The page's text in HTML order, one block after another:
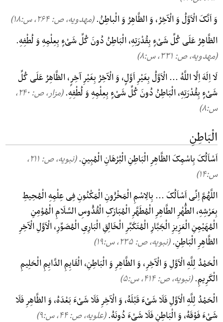
وَ اَنَّکَ الْاَوَّلُ وَ الْآخِرُ، وَ الظَّاهِرُ وَ الْباطِنُ.(مهدویه، ص: ۲۶۴, س:۱۸)
الظَّاهِرُ عَلَی کُلِّ شَیْءٍ بِقُدْرَتِهِ، الْبَاطِنُ دُونَ کُلِّ شَیْءٍ بِعِلْمِهِ وَ لُطْفِهِ.
(مهدویه، ص: ۳۳۱, س:۸)
لَا اِلَهَ اِلَّا اللَّهُ ... الْاَوَّلُ بِغَیْرِ اَوَّلٍ، وَ الْآخِرُ بِغَیْرِ آخِرٍ، الظَّاهِرُ عَلَی کُلِّ
شَیْءٍ بِقُدْرَتِهِ، الْبَاطِنُ دُونَ کُلِّ شَیْءٍ بِعِلْمِهِ وَ لُطْفِهِ.
(مزار، ص: ۲۴۰,
س:۸)
الْبَاطِنِ
اَسْاَلُکَ بِاسْمِکَ الظَّاهِرِ الْبَاطِنِ الْبُرْهَانِ الْمُبِینِ.
(نبویه، ص: ۲۱۱,
س:۱۴)
اللَّهُمَّ اِنِّی اَسْاَلُکَ ... بِالِاسْمِ الْمَخْزُونِ الْمَکْنُونِ فِی عِلْمِهِ الْمُحِیطِ
بِعَرْشِهِ، الطُّهْرِ الطَّاهِرِ الْمُطَهَّرِ الْمُبَارَکِ الْقُدُّوسِ السَّلَامِ الْمُوْمِنِ
الْمُهَیْمِنِ الْعَزِیزِ الْجَبَّارِ الْمُتَکَبِّرِ الْخَالِقِ الْبَارِیِ الْمُصَوِّرِ، الْاَوَّلِ الْآخِرِ
الظَّاهِرِ الْبَاطِنِ.(نبویه، ص: ۲۳۵, س:۱۹)
الْحَمْدُ لِلَّهِ الْاَوَّلِ وَ الْآخِرِ، وَ الظَّاهِرِ وَ الْبَاطِنِ، الْقَایِمِ الدَّایِمِ الْحَلِیمِ
الْکَرِیمِ.(نبویه، ص: ۴۱۴, س:۵)
الْحَمْدُ لِلَّهِ الْاَوَّلِ فَلَا شَیْءَ قَبْلَهُ، وَ الْآخِرِ فَلَا شَیْءَ بَعْدَهُ، وَ الظَّاهِرِ فَلَا
شَیْءَ فَوْقَهُ، وَ الْبَاطِنِ فَلَا شَیْءَ دُونَهُ.(علویه، ص: ۴۴, س:۹)